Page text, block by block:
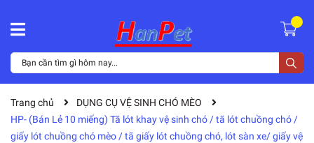
Trang chủ
DỤNG CỤ VỆ SINH CHÓ MÈO
HP- (Bán Lẻ 10 miếng) Tã lót khay vệ sinh chó / tã lót chuồng chó /
giấy lót chuồng chó mèo / tã giấy lót chuồng chó, lót sàn xe/ giấy vệ